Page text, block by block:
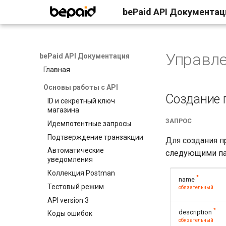
bePaid API
bePaid API Документация
Главная
Основы работы с API
ID и секретный ключ
магазина
Идемпотентные запросы
Подтверждение транзакции
Автоматические
уведомления
Коллекция Postman
Тестовый режим
API version 3
Коды ошибок
Создание
ЗАПРОС
Для создания
следующими
name *
обязательный
description *
обязательный